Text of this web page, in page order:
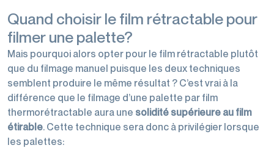
Quand choisir le film rétractable pour
filmer une palette?
Mais pourquoi alors opter pour le film rétractable plutôt
que du filmage manuel puisque les deux techniques
semblent produire le même résultat ? C’est vrai à la
différence que le filmage d’une palette par film
thermorétractable aura une solidité supérieure au film
étirable. Cette technique sera donc à privilégier lorsque
les palettes: